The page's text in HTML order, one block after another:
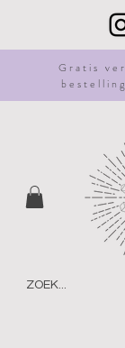
Gratis